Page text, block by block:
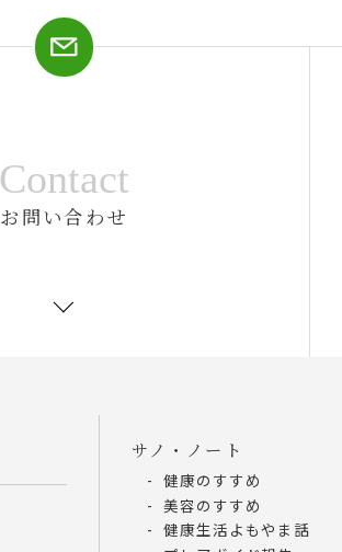
Contact
お問い合わせ
サノ・ノート
健康のすすめ
美容のすすめ
健康生活よもやま話